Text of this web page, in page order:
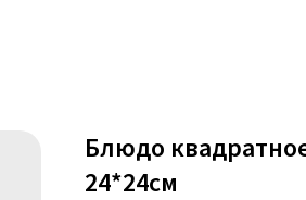
Блюдо
24*24см